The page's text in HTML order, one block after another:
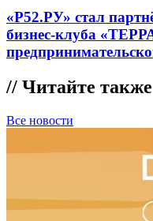
«Р52.РУ» стал
бизнес-клуба
// Читайте также
Все новости